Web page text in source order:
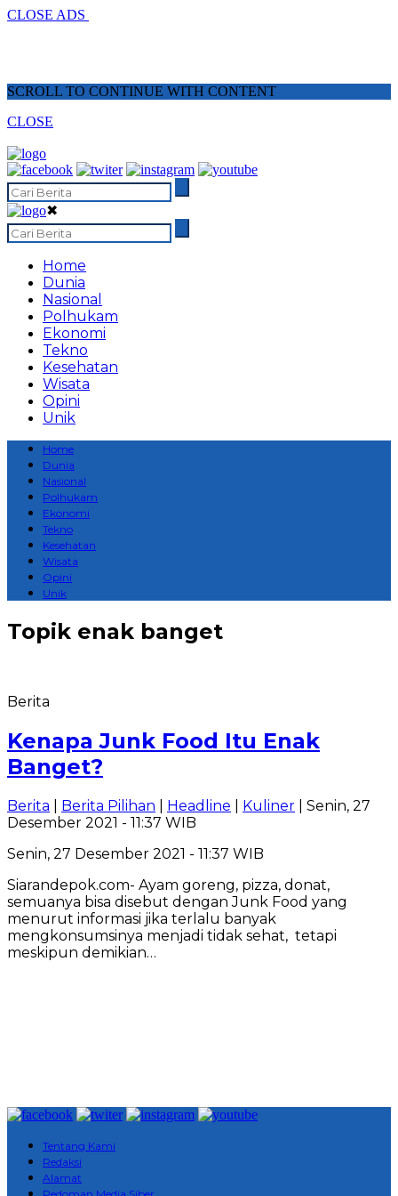
CLOSE ADS
SCROLL TO CONTINUE WITH CONTENT
CLOSE
✖
Home
Dunia
Nasional
Polhukam
Ekonomi
Tekno
Kesehatan
Wisata
Opini
Unik
Home
Dunia
Nasional
Polhukam
Ekonomi
Tekno
Kesehatan
Wisata
Opini
Unik
Topik enak banget
Berita
Kenapa Junk Food Itu Enak
Banget?
Berita Berita Pilihan Headline Kuliner | Senin, 27
Desember 2021 - 11:37 WIB
Senin, 27 Desember 2021 - 11:37 WIB
Siarandepok.com- Ayam goreng, pizza, donat,
semuanya bisa disebut dengan Junk Food yang
menurut informasi jika terlalu banyak
mengkonsumsinya menjadi tidak sehat, tetapi
meskipun demikian…
Tentang Kami
Redaksi
Alamat